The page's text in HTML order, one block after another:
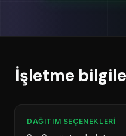
İşletme
DAĞITIM SEÇENEKLERI